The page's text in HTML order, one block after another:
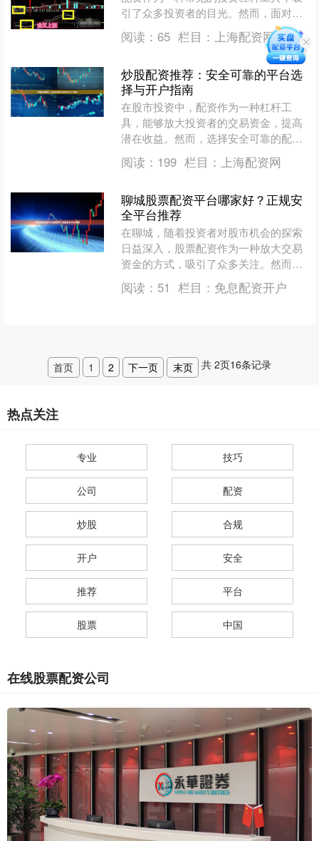
引了众多投资者的目光。然而，面对市
场上琳琅满目的配资公司，如何选择一
家正规、安全、可靠的服务....
阅读： 65 栏目： 上海配资网
炒股配资推荐：安全可靠的平台选
择与开户指南
在股市投资中，配资作为一种杠杆工
具，能够放大投资者的交易资金，提高
潜在收益。然而，选择安全可靠的配资
平台至关重要，不当选择可能导致资金
损失甚至法律风险。本文将为....
阅读： 199 栏目： 上海配资网
聊城股票配资平台哪家好？正规安
全平台推荐
在聊城，随着投资者对股市机会的探索
日益深入，股票配资作为一种放大交易
资金的方式，吸引了众多关注。然而，
面对市场上众多的配资平台，许多投资
者不禁困惑：**聊城股票....
阅读： 51 栏目： 免息配资开户
首页 1 2 下一页 末页 共 2页16条记录
热点关注
专业 技巧
公司 配资
炒股 合规
开户 安全
推荐 平台
股票 中国
在线股票配资公司